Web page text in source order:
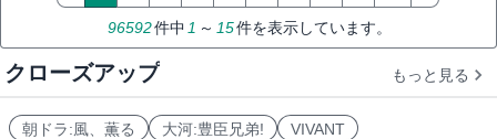
96592件中 1 ～ 15件を表示しています。
クローズアップ もっと見る
朝ドラ:風、薫る 大河:豊臣兄弟!
VIVANT